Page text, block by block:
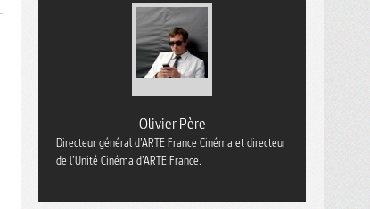
Olivier Père
Directeur général d’ARTE France Cinéma et directeur
de l’Unité Cinéma d’ARTE France.